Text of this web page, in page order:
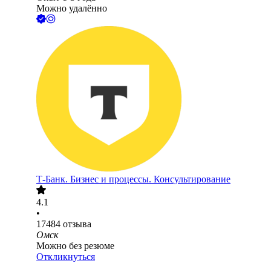
Можно удалённо
Т-Банк. Бизнес и процессы. Консультирование
4.1
•
17484 отзыва
Омск
Можно без резюме
Откликнуться